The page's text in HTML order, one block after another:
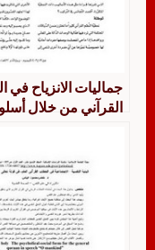
جماليات الانزياح في
القرآني من خلال